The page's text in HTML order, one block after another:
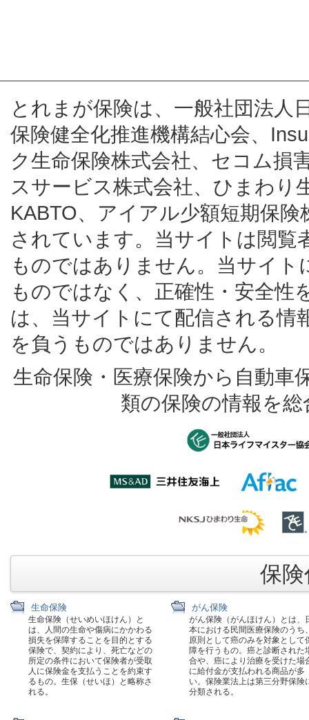
とれまが保険は、一般社団法人
保険健全化推進機構結心会、
ク生命保険株式会社、セコム損
スサービス株式会社、ひまわり
KABTO、アイアル少額短期保
されています。当サイトは閲覧
ものではありません。当サイ
ものではなく、正確性・安全性
は、当サイトにて配信される情
を負うものではありません。
生命保険・医療保険から自動車
類の保険の情報を
保
生命保険
生命保険（せいめいほけん）と
は、人間の生命や傷病にかかわる
損失を保障することを目的とする
保険で、契約により、死亡などの
所定の条件において保険者が受取
人に保険金を支払うことを約束す
るもの。生保（せいほ）と略称さ
れる。
がん保険
がん保険（がんほけん）とは、
本における民間医療保険のうち
原則として癌のみを対象として
障を行うもの。癌と診断された
合や、癌により治療を受けた場
に給付金が支払われる商品が多
い。保険業法上は第三分野保険
分類される。